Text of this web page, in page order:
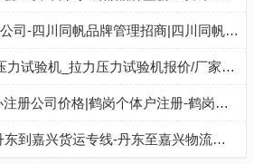
四川同帆品牌管理有限公司-四川同帆品牌管理招商|四川同帆品牌管理代理
压力拉力试验机_电子压力试验机_拉力压力试验机报价/厂家价格/生产制造商
鹤岗公司注册|鹤岗代办注册公司价格|鹤岗个体户注册-鹤岗工商注册网
丹东到嘉兴物流专线-丹东到嘉兴货运专线-丹东至嘉兴物流公司-就发物流网